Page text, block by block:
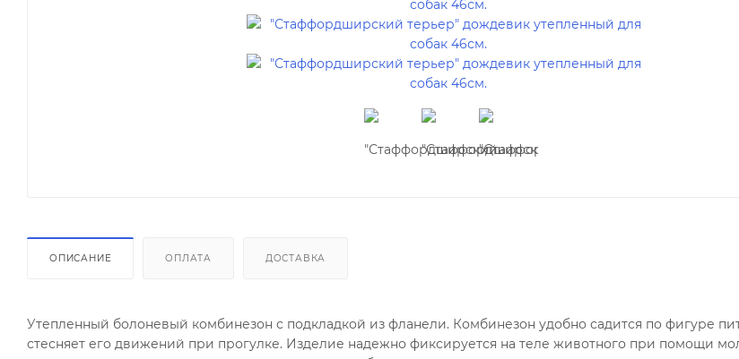
ОПИСАНИЕ ОПЛАТА ДОСТАВКА
Утепленный болоневый комбинезон с подкладкой из фланели. Комбинезон удобно садится по фигуре
стесняет его движений при прогулке. Изделие надежно фиксируется на теле животного при помощи